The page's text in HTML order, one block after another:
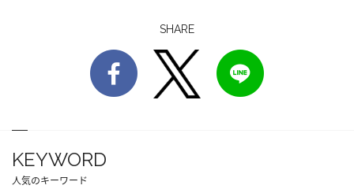
SHARE
KEYWORD
人気のキーワード